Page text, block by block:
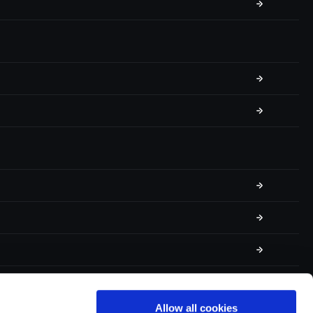
Allow all cookies